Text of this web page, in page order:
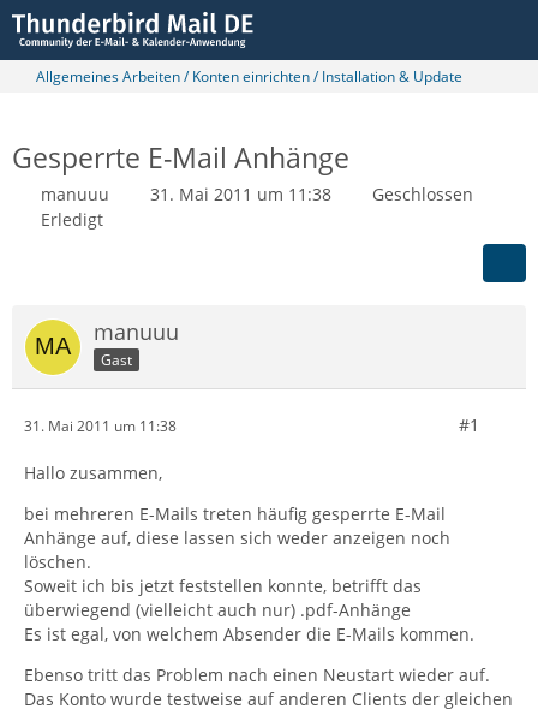
Allgemeines Arbeiten / Konten einrichten / Installation & Update
Gesperrte E-Mail Anhänge
manuuu 31. Mai 2011 um 11:38
Geschlossen
Erledigt
manuuu
Gast
31. Mai 2011 um 11:38 #1
Hallo zusammen,
bei mehreren E-Mails treten häufig gesperrte E-Mail
Anhänge auf, diese lassen sich weder anzeigen noch
löschen.
Soweit ich bis jetzt feststellen konnte, betrifft das
überwiegend (vielleicht auch nur) .pdf-Anhänge
Es ist egal, von welchem Absender die E-Mails kommen.
Ebenso tritt das Problem nach einen Neustart wieder auf.
Das Konto wurde testweise auf anderen Clients der gleichen